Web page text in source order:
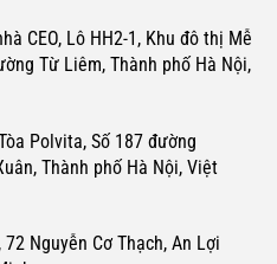
CEO, Lô HH2-1, Khu đô thị Mễ
Từ Liêm, Thành phố Hà Nội,
Polvita, Số 187 đường
Thành phố Hà Nội, Việt
72 Nguyễn Cơ Thạch, An Lợi